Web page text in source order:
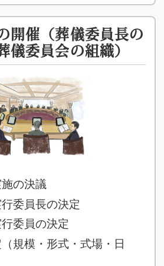
開催（葬儀委員長の
儀委員会の組織）
の決議
委員長の決定
委員の決定
規模・形式・式場・日